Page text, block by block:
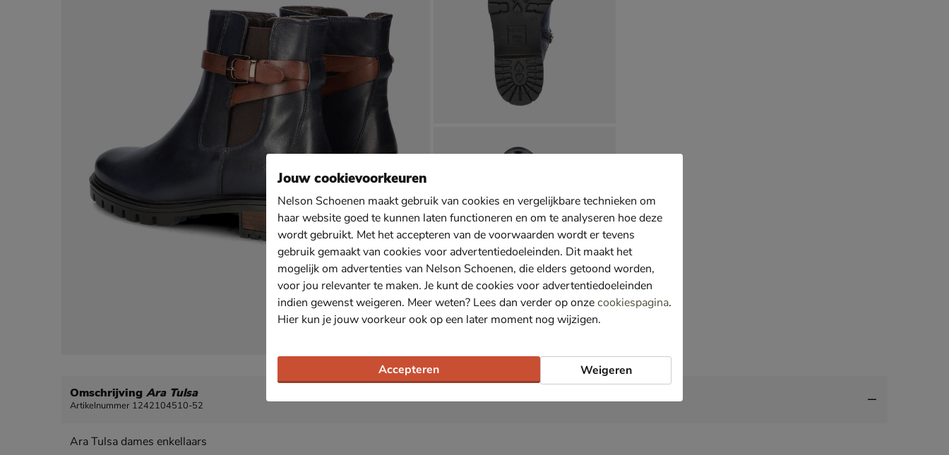
Omschrijving Ara Tulsa
Artikelnummer 1242104510-52
Ara Tulsa dames enkellaars
Jouw cookievoorkeuren
Nelson Schoenen maakt gebruik van cookies en vergelijkbare technieken om
haar website goed te kunnen laten functioneren en om te analyseren hoe deze
wordt gebruikt. Met het accepteren van de voorwaarden wordt er tevens
gebruik gemaakt van cookies voor advertentiedoeleinden. Dit maakt het
mogelijk om advertenties van Nelson Schoenen, die elders getoond worden,
voor jou relevanter te maken. Je kunt de cookies voor advertentiedoeleinden
indien gewenst weigeren. Meer weten? Lees dan verder op onzecookiespagina.
Hier kun je jouw voorkeur ook op een later moment nog wijzigen.
Accepteren Weigeren